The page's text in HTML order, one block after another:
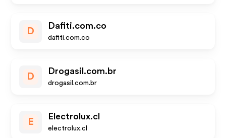
D
Dafiti.com.co
dafiti.com.co
D
Drogasil.com.br
drogasil.com.br
E
Electrolux.cl
electrolux.cl